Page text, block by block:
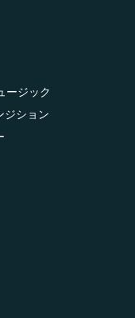
ージック
ジション